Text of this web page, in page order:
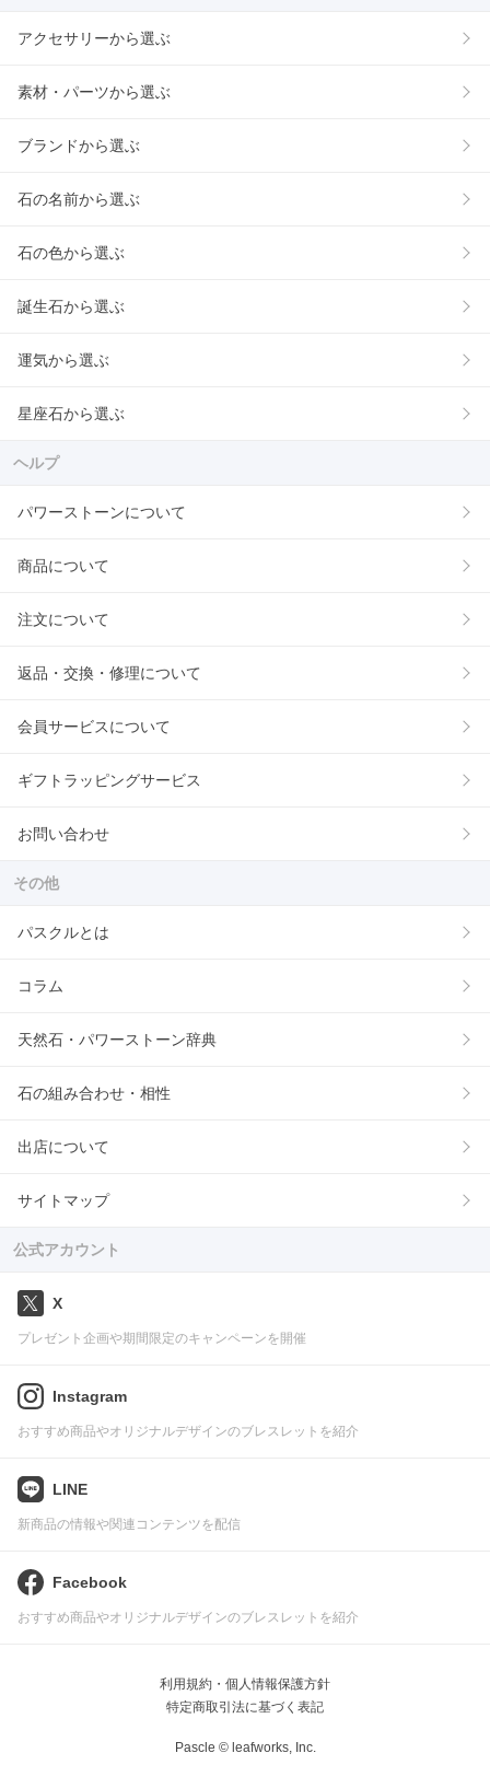
アクセサリーから選ぶ
素材・パーツから選ぶ
ブランドから選ぶ
石の名前から選ぶ
石の色から選ぶ
誕生石から選ぶ
運気から選ぶ
星座石から選ぶ
ヘルプ
パワーストーンについて
商品について
注文について
返品・交換・修理について
会員サービスについて
ギフトラッピングサービス
お問い合わせ
その他
パスクルとは
コラム
天然石・パワーストーン辞典
石の組み合わせ・相性
出店について
サイトマップ
公式アカウント
X
プレゼント企画や期間限定のキャンペーンを開催
Instagram
おすすめ商品やオリジナルデザインのブレスレットを紹介
LINE
新商品の情報や関連コンテンツを配信
Facebook
おすすめ商品やオリジナルデザインのブレスレットを紹介
利用規約・個人情報保護方針
特定商取引法に基づく表記
Pascle © leafworks, Inc.